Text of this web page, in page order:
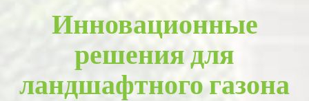
Инновационные
решения для
ландшафтного газона